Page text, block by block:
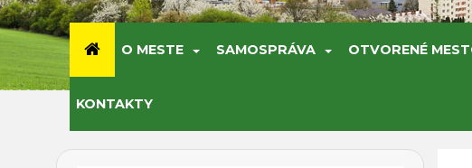
O MESTE SAMOSPRÁVA OTVORENÉ
KONTAKTY